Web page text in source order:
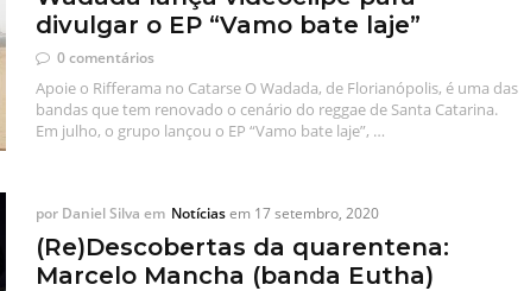
divulgar o EP “Vamo bate laje”
0 comentários
Apoie o Rifferama no Catarse O Wadada, de Florianópolis, é uma das
bandas que tem renovado o cenário do reggae de Santa Catarina.
Em julho, o grupo lançou o EP “Vamo bate laje”, …
por Daniel Silva em Notíciasem 17 setembro, 2020
(Re)Descobertas da quarentena:
Marcelo Mancha (banda Eutha)